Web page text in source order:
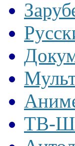
ТВ-